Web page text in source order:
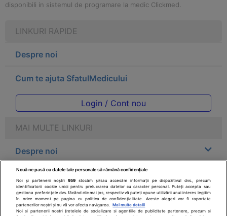
disponibili in sistemul de programare la medic Clickmed.
LINKURI RAPIDE
Despre noi
Cum te ajuta SfatulMedicului
Login / Cont nou
MAI MULTE LINKURI
Despre noi
Legal
Drepturile consumatorului
Nouă ne pasă ca datele tale personale să rămână confidențiale
Noi și partenerii noștri959 stocăm și/sau accesăm informații pe dispozitivul dvs., precum
identificatorii cookie unici pentru prelucrarea datelor cu caracter personal. Puteți accepta sau
gestiona preferințele dvs. făcând clic mai jos, respectiv vă puteți opune utilizării unui interes legitim
în orice moment pe pagina cu politica de confidențialitate. Aceste alegeri vor fi raportate
partenerilor noștri și nu vă vor afecta navigarea.
Mai multe detalii
Noi si partenerii nostri (retelele de socializare si agentiile de publicitate partenere, precum si